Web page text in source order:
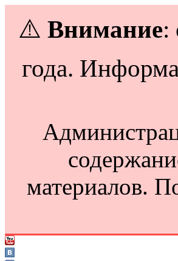
⚠️ Внимание:
года.
материалов.